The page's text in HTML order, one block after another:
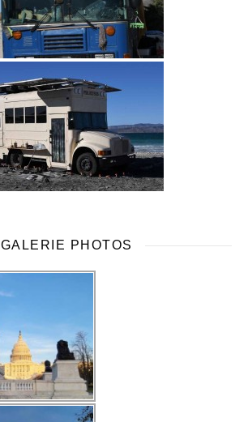
GALERIE PHOTOS